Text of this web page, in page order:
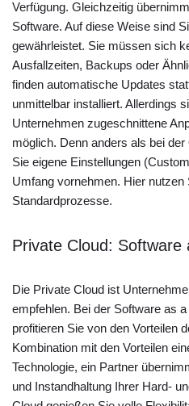
Verfügung. Gleichzeitig
Software. Auf diese Weise sind
gewährleistet. Sie müssen sich
Ausfallzeiten, Backups oder
finden automatische Updates
unmittelbar installiert. Allerdings
Unternehmen zugeschnittene
möglich. Denn anders als bei
Sie eigene Einstellungen
Umfang vornehmen. Hier
Standardprozesse.
Private Cloud: Software
Die Private Cloud ist
empfehlen. Bei der Software as
profitieren Sie von den Vorteilen
Kombination mit den Vorteilen
Technologie, ein Partner
und Instandhaltung Ihrer Hard-